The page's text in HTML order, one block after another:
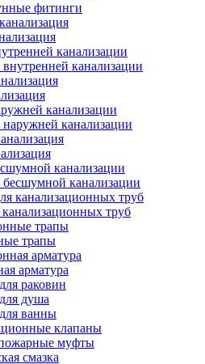
фитинги
канализации
канализации
канализации
канализации
канализации
канализации
труб
трапы
арматура
раковин
душа
ванны
клапаны
муфты